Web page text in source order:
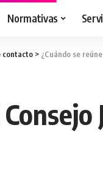
Normativas
contacto > ¿Cuándo se